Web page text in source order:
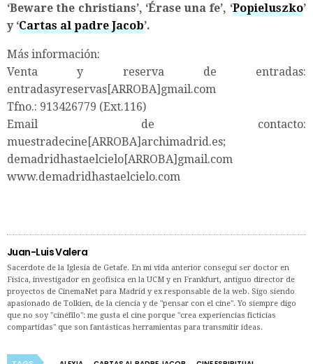
‘Beware the christians’, ‘Érase una fe’, ‘Popieluszko’
y ‘Cartas al padre Jacob’.
Más información:
Venta y reserva de entradas:
entradasyreservas[ARROBA]gmail.com
Tfno.: 913426779 (Ext.116)
Email de contacto:
muestradecine[ARROBA]archimadrid.es;
demadridhastaelcielo[ARROBA]gmail.com
www.demadridhastaelcielo.com
Juan-Luis Valera
Sacerdote de la Iglesia de Getafe. En mi vida anterior conseguí ser doctor en
Física, investigador en geofísica en la UCM y en Frankfurt, antiguo director de
proyectos de CinemaNet para Madrid y ex responsable de la web. Sigo siendo
apasionado de Tolkien, de la ciencia y de "pensar con el cine". Yo siempre digo
que no soy "cinéfilo": me gusta el cine porque "crea experiencias ficticias
compartidas" que son fantásticas herramientas para transmitir ideas.